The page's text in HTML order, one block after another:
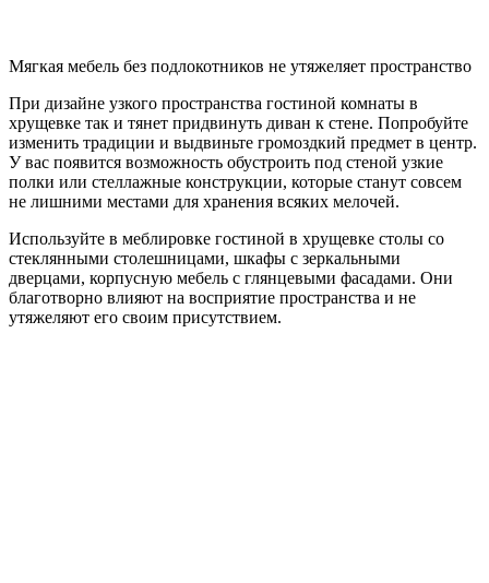
Мягкая мебель без подлокотников не утяжеляет пространство
При дизайне узкого пространства гостиной комнаты в
хрущевке так и тянет придвинуть диван к стене. Попробуйте
изменить традиции и выдвиньте громоздкий предмет в центр.
У вас появится возможность обустроить под стеной узкие
полки или стеллажные конструкции, которые станут совсем
не лишними местами для хранения всяких мелочей.
Используйте в меблировке гостиной в хрущевке столы со
стеклянными столешницами, шкафы с зеркальными
дверцами, корпусную мебель с глянцевыми фасадами. Они
благотворно влияют на восприятие пространства и не
утяжеляют его своим присутствием.